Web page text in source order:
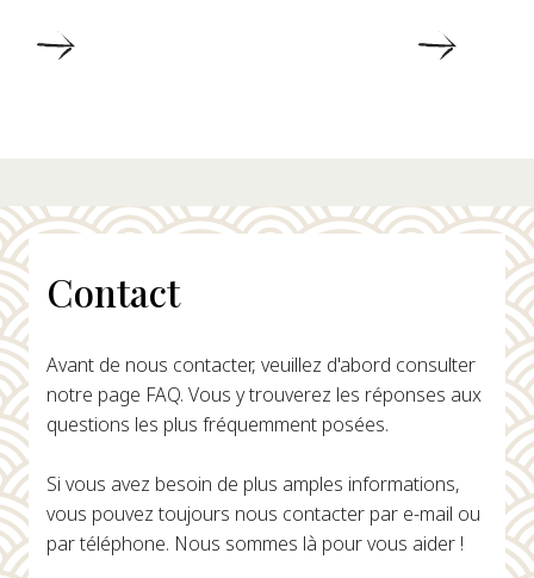
Contact
Avant de nous contacter, veuillez d'abord consulter
notre page FAQ. Vous y trouverez les réponses aux
questions les plus fréquemment posées.
Si vous avez besoin de plus amples informations,
vous pouvez toujours nous contacter par e-mail ou
par téléphone. Nous sommes là pour vous aider !